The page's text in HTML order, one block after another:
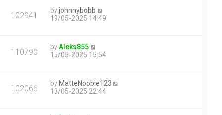
102941 byjohnnybobb
19/05-2025 14:49
110790 byAleks855
15/05-2025 15:54
102066 by MatteNoobie123
13/05-2025 22:44